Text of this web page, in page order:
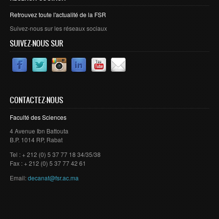
Retrouvez toute l'actualité de la FSR
Suivez-nous sur les réseaux sociaux
SUIVEZ-NOUS SUR
CONTACTEZ-NOUS
Faculté des Sciences
4 Avenue Ibn Battouta
B.P. 1014 RP, Rabat
Tel : + 212 (0) 5 37 77 18 34/35/38
Fax : + 212 (0) 5 37 77 42 61
Email:decanat@fsr.ac.ma